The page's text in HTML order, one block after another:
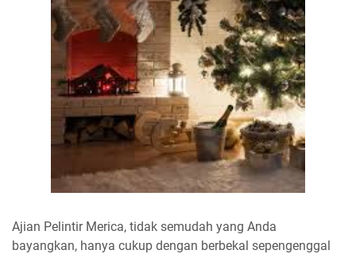
Ajian Pelintir Merica, tidak semudah yang Anda
bayangkan, hanya cukup dengan berbekal sepengenggal